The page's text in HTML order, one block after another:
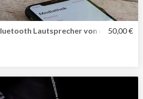
Lautsprecher von remember
50,00 €